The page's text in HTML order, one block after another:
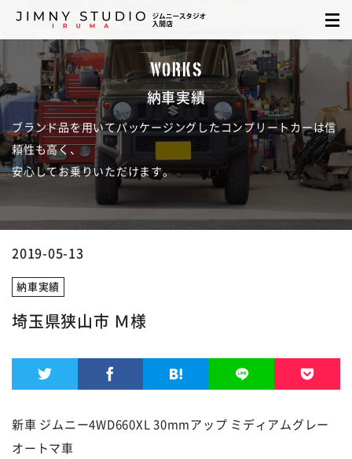
WORKS
納車実績
ブランド品を用いてパッケージングしたコンプリートカーは信
頼性も高く、
安心してお乗りいただけます。
2019-05-13
納車実績
埼玉県狭山市 Ｍ様
新車 ジムニー4WD660XL 30mmアップ ミディアムグレー
オートマ車